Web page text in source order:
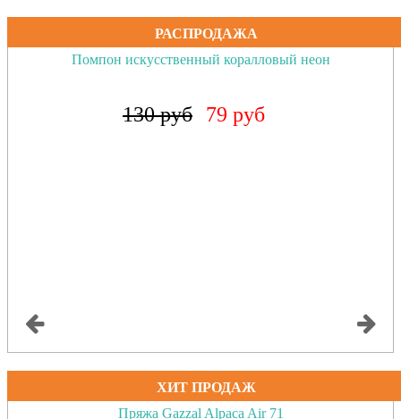
РАСПРОДАЖА
Помпон искусственный коралловый неон
130 руб 79 руб
ХИТ ПРОДАЖ
Пряжа Gazzal Alpaca Air 71